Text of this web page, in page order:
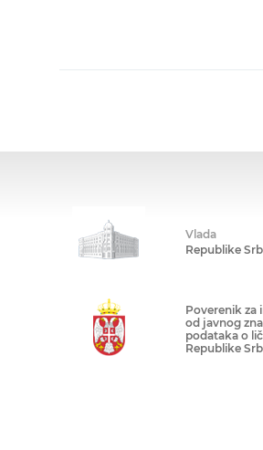
Vlada
Republike
Poverenik za
od javnog
podataka o
Republike